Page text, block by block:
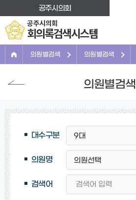
공주시의회
공주시의회
회의록검색시스템
의원별검색 의원별검색
의원별검색
대수구분
의원명
검색어